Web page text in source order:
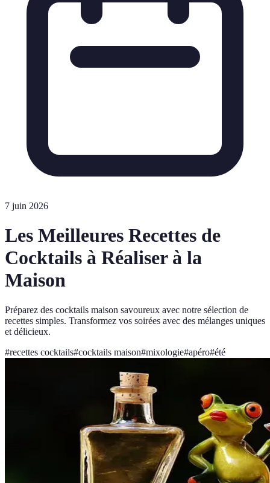
7 juin 2026
Les Meilleures Recettes de
Cocktails à Réaliser à la
Maison
Préparez des cocktails maison savoureux avec notre sélection de
recettes simples. Transformez vos soirées avec des mélanges uniques
et délicieux.
#recettes cocktails#cocktails maison#mixologie#apéro#été